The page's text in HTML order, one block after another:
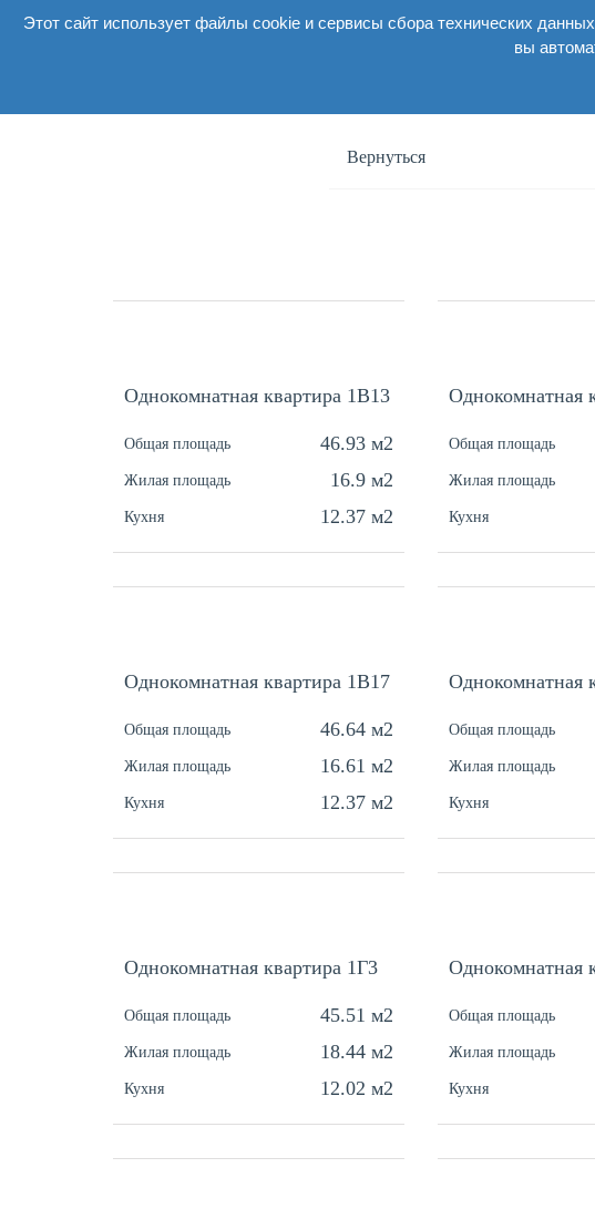
Этот сайт использует файлы cookie и сервисы сбора технических
вы
О комплексе
Вернуться
Однокомнатная квартира 1В13
Общая площадь 46.93 м2
Жилая площадь 16.9 м2
Кухня 12.37 м2
Однокомнатная
Общая площадь
Жилая площадь
Кухня
Однокомнатная квартира 1В17
Общая площадь 46.64 м2
Жилая площадь 16.61 м2
Кухня 12.37 м2
Однокомнатная
Общая площадь
Жилая площадь
Кухня
Однокомнатная квартира 1Г3
Общая площадь 45.51 м2
Жилая площадь 18.44 м2
Кухня 12.02 м2
Однокомнатная
Общая площадь
Жилая площадь
Кухня